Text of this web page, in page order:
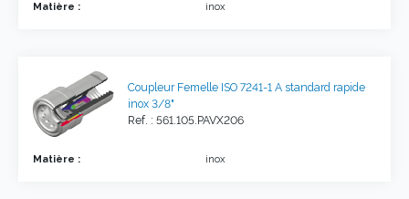
Matière : inox
Coupleur Femelle ISO 7241-1 A standard rapide
inox 3/8"
Ref. : 561.105.PAVX206
Matière : inox